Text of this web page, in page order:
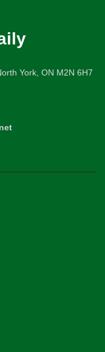
York, ON M2N 6H7